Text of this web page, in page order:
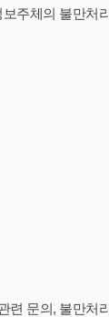
주체의 불만
문의, 불만